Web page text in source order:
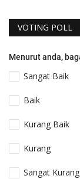
VOTING POLL
Menurut anda,
Sangat Baik
Baik
Kurang Baik
Kurang
Sangat Kurang